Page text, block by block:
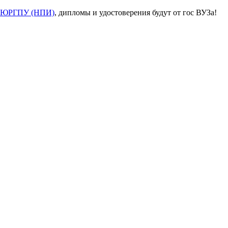
ЮРГПУ (НПИ), дипломы и удостоверения будут от гос ВУЗа!